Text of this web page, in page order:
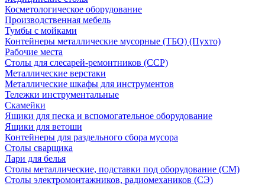
Косметологическое оборудование
Производственная мебель
Тумбы с мойками
Контейнеры металлические мусорные (ТБО) (Пухто)
Рабочие места
Столы для слесарей-ремонтников (ССР)
Металлические верстаки
Металлические шкафы для инструментов
Тележки инструментальные
Скамейки
Ящики для песка и вспомогательное оборудование
Ящики для ветоши
Контейнеры для раздельного сбора мусора
Столы сварщика
Лари для белья
Столы металлические, подставки под оборудование (СМ)
Столы электромонтажников, радиомехаников (СЭ)